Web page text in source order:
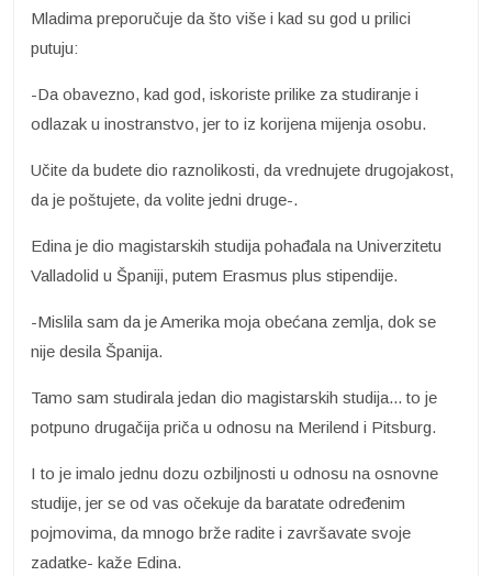
Mladima preporučuje da što više i kad su god u prilici
putuju:
-Da obavezno, kad god, iskoriste prilike za studiranje i
odlazak u inostranstvo, jer to iz korijena mijenja osobu.
Učite da budete dio raznolikosti, da vrednujete drugojakost,
da je poštujete, da volite jedni druge-.
Edina je dio magistarskih studija pohađala na Univerzitetu
Valladolid u Španiji, putem Erasmus plus stipendije.
-Mislila sam da je Amerika moja obećana zemlja, dok se
nije desila Španija.
Tamo sam studirala jedan dio magistarskih studija... to je
potpuno drugačija priča u odnosu na Merilend i Pitsburg.
I to je imalo jednu dozu ozbiljnosti u odnosu na osnovne
studije, jer se od vas očekuje da baratate određenim
pojmovima, da mnogo brže radite i završavate svoje
zadatke- kaže Edina.